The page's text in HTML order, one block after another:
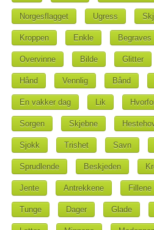
Norgesflagget Ugress
Kroppen Enkle Begraves
Overvinne Bilde Glitter
Hånd Vennlig Bånd
En vakker dag Lik
Sorgen Skjebne
Sjokk Trishet Savn
Sprudlende Beskjeden
Jente Antrekkene Fillene
Tunge Dager Glade